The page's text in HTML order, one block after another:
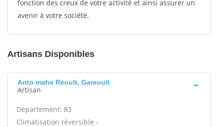
fonction des creux de votre activité et ainsi assurer un
avenir à votre société.
Artisans Disponibles
Anto mahe Reoult, Gareoult
Artisan
Département: 83
Climatisation réversible -